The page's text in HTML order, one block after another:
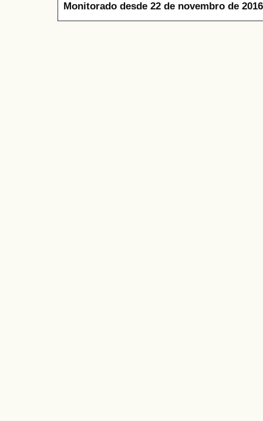
Monitorado desde 22 de novembro de